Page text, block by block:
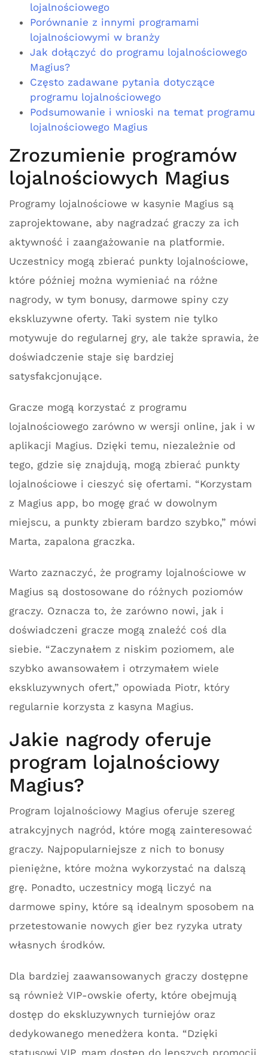
lojalnościowego
Porównanie z innymi programami
lojalnościowymi w branży
Jak dołączyć do programu lojalnościowego
Magius?
Często zadawane pytania dotyczące
programu lojalnościowego
Podsumowanie i wnioski na temat programu
lojalnościowego Magius
Zrozumienie programów
lojalnościowych Magius
Programy lojalnościowe w kasynie Magius są
zaprojektowane, aby nagradzać graczy za ich
aktywność i zaangażowanie na platformie.
Uczestnicy mogą zbierać punkty lojalnościowe,
które później można wymieniać na różne
nagrody, w tym bonusy, darmowe spiny czy
ekskluzywne oferty. Taki system nie tylko
motywuje do regularnej gry, ale także sprawia, że
doświadczenie staje się bardziej
satysfakcjonujące.
Gracze mogą korzystać z programu
lojalnościowego zarówno w wersji online, jak i w
aplikacji Magius. Dzięki temu, niezależnie od
tego, gdzie się znajdują, mogą zbierać punkty
lojalnościowe i cieszyć się ofertami. “Korzystam
z Magius app, bo mogę grać w dowolnym
miejscu, a punkty zbieram bardzo szybko,” mówi
Marta, zapalona graczka.
Warto zaznaczyć, że programy lojalnościowe w
Magius są dostosowane do różnych poziomów
graczy. Oznacza to, że zarówno nowi, jak i
doświadczeni gracze mogą znaleźć coś dla
siebie. “Zaczynałem z niskim poziomem, ale
szybko awansowałem i otrzymałem wiele
ekskluzywnych ofert,” opowiada Piotr, który
regularnie korzysta z kasyna Magius.
Jakie nagrody oferuje
program lojalnościowy
Magius?
Program lojalnościowy Magius oferuje szereg
atrakcyjnych nagród, które mogą zainteresować
graczy. Najpopularniejsze z nich to bonusy
pieniężne, które można wykorzystać na dalszą
grę. Ponadto, uczestnicy mogą liczyć na
darmowe spiny, które są idealnym sposobem na
przetestowanie nowych gier bez ryzyka utraty
własnych środków.
Dla bardziej zaawansowanych graczy dostępne
są również VIP-owskie oferty, które obejmują
dostęp do ekskluzywnych turniejów oraz
dedykowanego menedżera konta. “Dzięki
statusowi VIP, mam dostęp do lepszych promocji